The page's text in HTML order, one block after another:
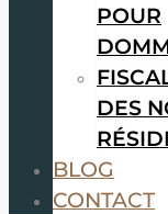
POUR
DES
BLOG
CONTACT